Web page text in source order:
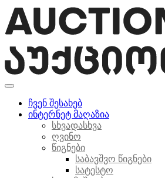
ჩვენ შესახებ
ინტერნეტ მაღაზია
სხვადასხვა
ღვინო
წიგნები
საბავშვო წიგნები
სატესტო